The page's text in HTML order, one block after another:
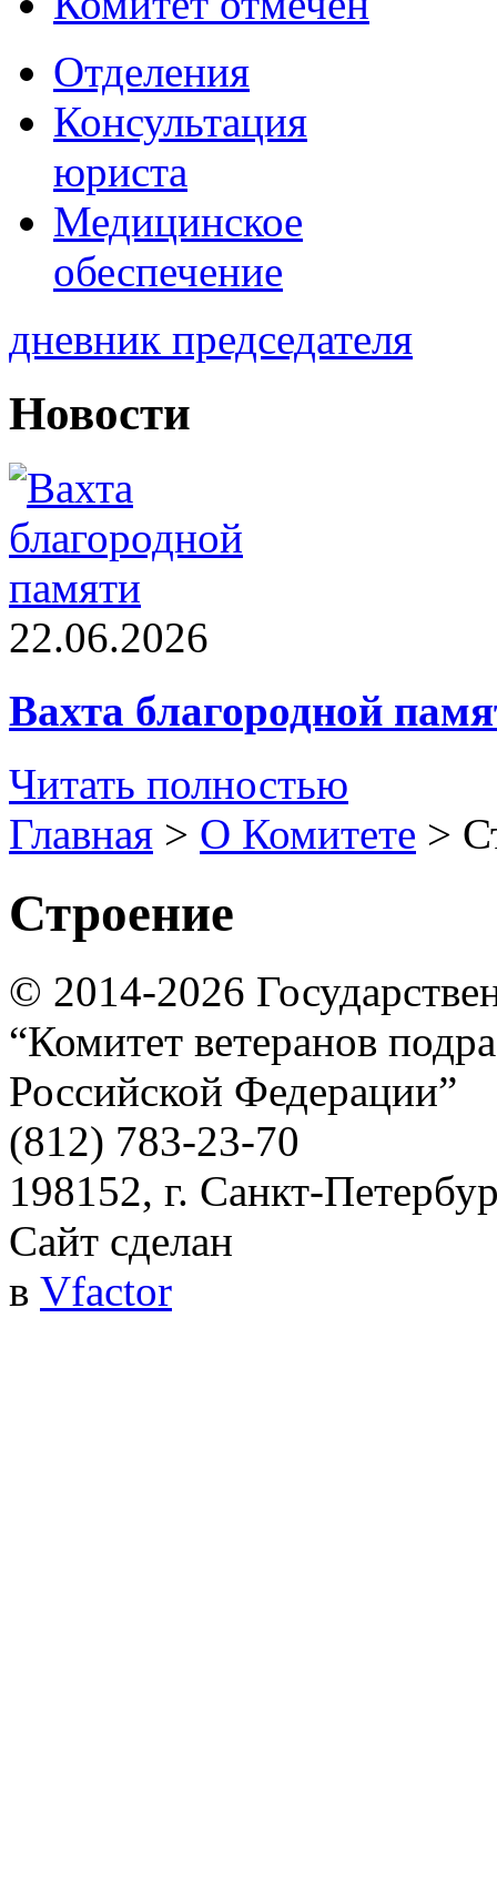
Отделения
Консультация
юриста
Медицинское
обеспечение
дневник председателя
Новости
22.06.2026
Вахта благородной
Читать полностью
Главная > О Комитете >
Строение
© 2014-2026
“Комитет ветеранов
Российской Федерации”
(812) 783-23-70
198152, г. Санкт-
Сайт сделан
в Vfactor